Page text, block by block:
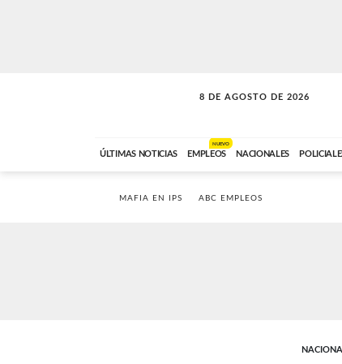
8 DE AGOSTO DE 2026
CONEXIÓN ROMANCE
ÚLTIMAS NOTICIAS EMPLEOS
NUEVO
NACIONALES
MAFIA EN IPS ABC EMPLEOS